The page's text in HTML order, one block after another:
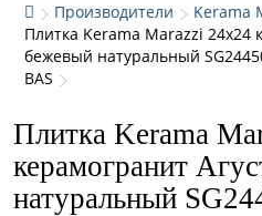
Производители Kerama
Плитка Kerama Marazzi 24x24
бежевый натуральный
BAS
Плитка Kerama
керамогранит
натуральный